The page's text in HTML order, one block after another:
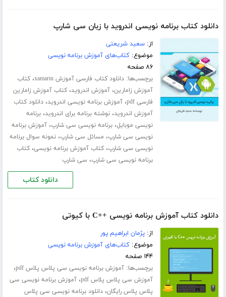
دانلود کتاب برنامه نویسی اندروید با زبان سی شارپ
از:سعید شریعتی
موضوع:کتاب‌های آموزش برنامه نویسی
۸۶ صفحه
برچسب‌ها:دانلود کتاب فارسی آموزش xamarin ،کتاب
آموزش زامارین،آموزش اندروید،کتاب آموزش زامارین
فارسی pdf
،آموزش برنامه نویسی اندروید،دانلود کتاب
آموزش اندروید،نوشته برنامه برای اندروید،برنامه
نویسی موبایل،برنامه نویسی سی شارپ،آموزش برنامه
نویسی سی شارپ، مسائل سی شارپ،نمونه سوال برنامه
نویسی سی شارپ،کتاب آموزش برنامه نویسی،کتاب
برنامه نویسی سی شارپ، سی شارپ
دانلود کتاب
دانلود کتاب آموزش برنامه نویسی ++C با کیوتی
از:پژمان ابراهیم پور
موضوع:کتاب‌های آموزش برنامه نویسی
۱۴۴ صفحه
برچسب‌ها:آموزش برنامه نویسی سی پلاس پلاس pdf ،
آموزش سی پلاس پلاس pdf ،آموزش برنامه نویسی سی
پلاس پلاس رایگان،دانلود برنامه نویسی سی پلاس